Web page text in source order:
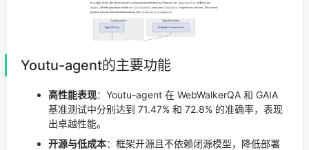
Youtu-agent的主要功能
高性能表现：Youtu-agent 在 WebWalkerQA 和 GAIA
基准测试中分别达到 71.47% 和 72.8% 的准确率，表现
出卓越性能。
开源与低成本：框架开源且不依赖闭源模型，降低部署